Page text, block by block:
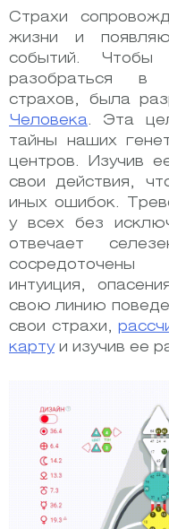
Страхи
жизни и
событий.
разобраться в
страхов, была
Человека . Эта
тайны наших
центров. Изучив
свои действия,
иных ошибок.
у всех без
отвечает
сосредоточены
интуиция,
свою линию
свои страхи,
картуи изучив ее